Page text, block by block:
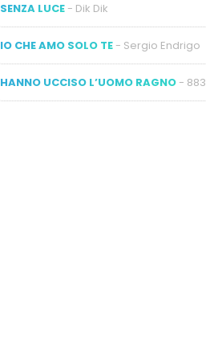
SENZA LUCE - Dik Dik
IO CHE AMO SOLO TE - Sergio Endrigo
HANNO UCCISO L’UOMO RAGNO - 883